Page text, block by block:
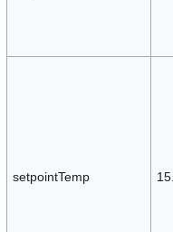
setpointTemp